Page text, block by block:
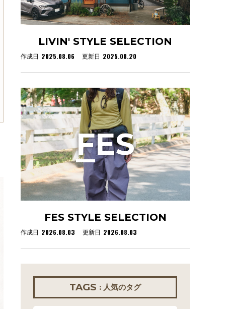
LIVIN' STYLE SELECTION
作成日 2025.08.06 更新日 2025.08.20
FES STYLE SELECTION
作成日 2026.08.03 更新日 2026.08.03
FES
TAGS : 人気のタグ